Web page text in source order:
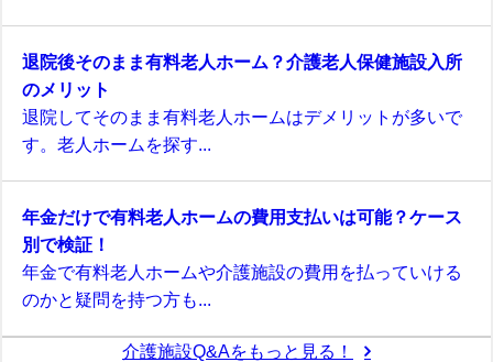
退院後そのまま有料老人ホーム？介護老人保健施設入所
のメリット
退院してそのまま有料老人ホームはデメリットが多いで
す。老人ホームを探す...
年金だけで有料老人ホームの費用支払いは可能？ケース
別で検証！
年金で有料老人ホームや介護施設の費用を払っていける
のかと疑問を持つ方も...
介護施設Q&Aをもっと見る！